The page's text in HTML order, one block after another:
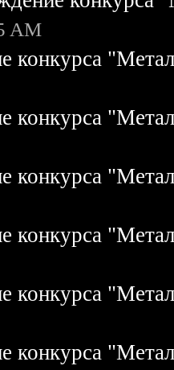
AM
конкурса
конкурса
конкурса
конкурса
конкурса
конкурса